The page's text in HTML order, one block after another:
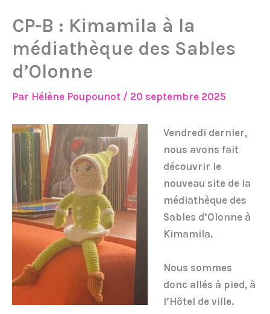
CP-B : Kimamila à la
médiathèque des Sables
d’Olonne
Par Hélène Poupounot / 20 septembre 2025
Vendredi dernier,
nous avons fait
découvrir le
nouveau site de la
médiathèque des
Sables d’Olonne à
Kimamila.
Nous sommes
donc allés à pied, à
l’Hôtel de ville.